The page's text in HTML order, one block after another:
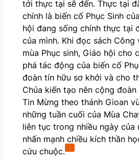
tới thực tại sẽ đến. Thực tại
chính là biến cố Phục Sinh
hội đang sống chính thực tại
của mình. Khi đọc sách
mùa Phục sinh, Giáo hội cho
phá tác động của biến cố
đoàn tín hữu sơ khởi và cho
Chúa kiến tạo nên cộng
Tin Mừng theo thánh Gioan
những tuần cuối của Mùa
liên tục trong nhiều ngày của
nhấn mạnh chiều kích thần
cứu chuộc. 5